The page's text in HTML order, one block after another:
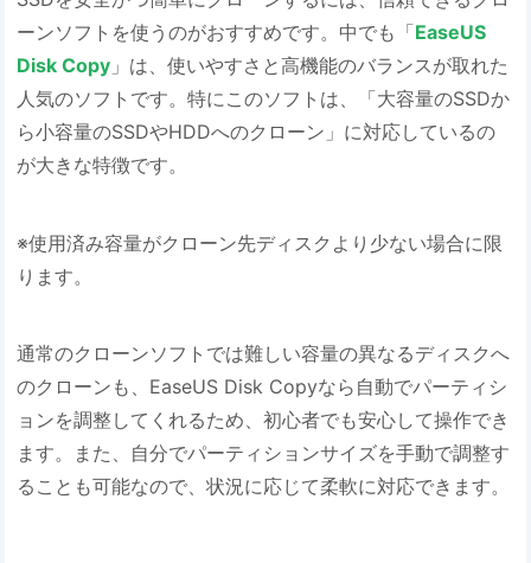
ーンソフトを使うのがおすすめです。中でも「EaseUS
Disk Copy 」は、使いやすさと高機能のバランスが取れた
人気のソフトです。特にこのソフトは、「大容量のSSDか
ら小容量のSSDやHDDへのクローン」に対応しているの
が大きな特徴です。
※使用済み容量がクローン先ディスクより少ない場合に限
ります。
通常のクローンソフトでは難しい容量の異なるディスクへ
のクローンも、EaseUS Disk Copyなら自動でパーティシ
ョンを調整してくれるため、初心者でも安心して操作でき
ます。また、自分でパーティションサイズを手動で調整す
ることも可能なので、状況に応じて柔軟に対応できます。